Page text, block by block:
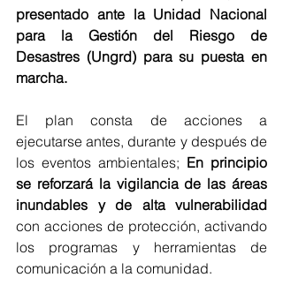
presentado ante la Unidad Nacional
para la Gestión del Riesgo de
Desastres (Ungrd) para su puesta en
marcha.
El plan consta de acciones a
ejecutarse antes, durante y después de
los eventos ambientales; En principio
se reforzará la vigilancia de las áreas
inundables y de alta vulnerabilidad
con acciones de protección, activando
los programas y herramientas de
comunicación a la comunidad.